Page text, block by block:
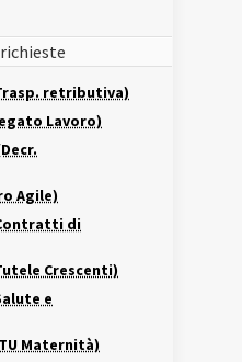
retributiva)
Lavoro)
Agile)
di
Crescenti)
e
Maternità)